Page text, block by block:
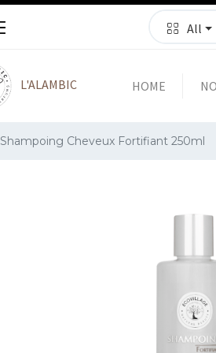
All
L'ALAMBIC HOME
Shampoing Cheveux Fortifiant 250ml